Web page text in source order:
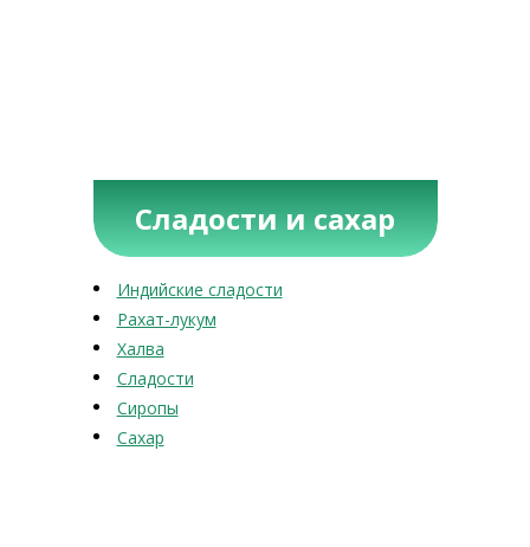
Сладости и сахар
Индийские сладости
Рахат-лукум
Халва
Сладости
Сиропы
Сахар